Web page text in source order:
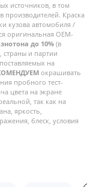
источников, в том
производителей. Краска
кузова автомобиля /
оригинальная OEM-
до 10% (в
страны и партии
на
окрашивать
пробного тест-
цвета на экране
так как на
яркость,
блеск, условия